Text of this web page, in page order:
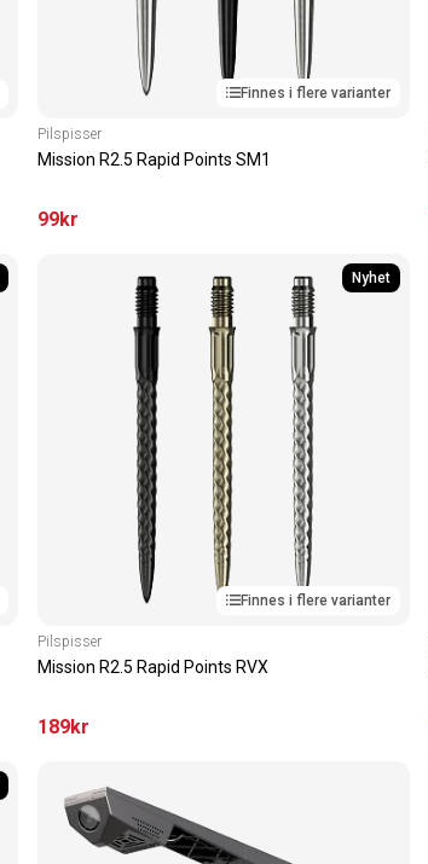
Finnes i flere varianter
Pilspisser
Mission R2.5 Rapid Points SM1
99kr
Nyhet
Finnes i flere varianter
Pilspisser
Mission R2.5 Rapid Points RVX
189kr